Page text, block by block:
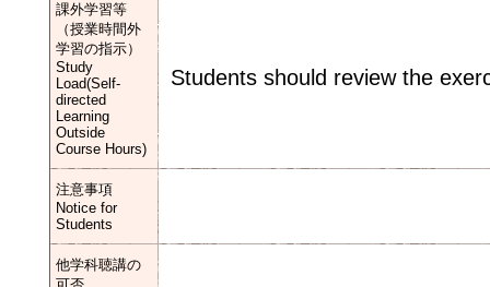
課外学習等
（授業時間外
学習の指示）
Study
Load(Self-
directed
Learning
Outside
Course Hours)
Students should review the
注意事項
Notice for
Students
他学科聴講の